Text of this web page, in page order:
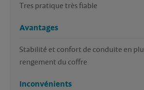
Tres pratique très fiable
Avantages
Stabilité et confort de conduite en
rengement du coffre
Inconvénients